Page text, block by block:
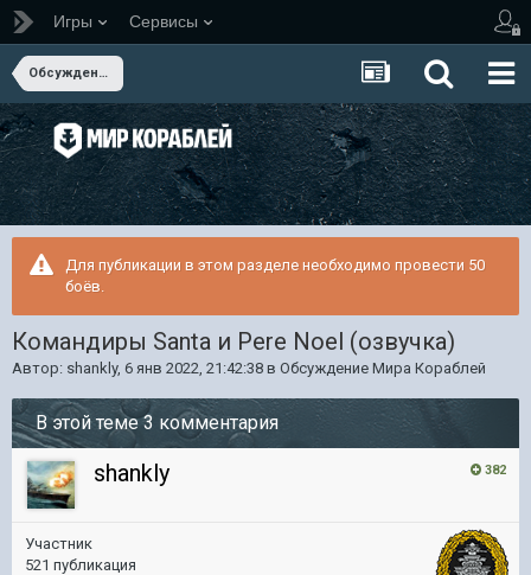
Игры Сервисы
Обсуждение Мира Кораблей
Для публикации в этом разделе необходимо провести 50
боёв.
Командиры Santa и Pere Noel (озвучка)
Автор: shankly, 6 янв 2022, 21:42:38 в Обсуждение Мира Кораблей
В этой теме 3 комментария
382
shankly
Участник
521 публикация